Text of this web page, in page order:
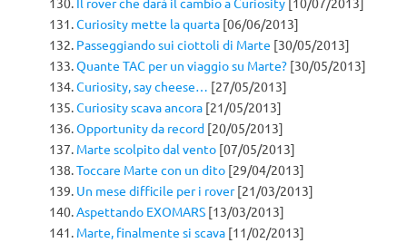
Curiosity mette la quarta [06/06/2013]
Passeggiando sui ciottoli di Marte [30/05/2013]
Quante TAC per un viaggio su Marte? [30/05/2013]
Curiosity, say cheese… [27/05/2013]
Curiosity scava ancora [21/05/2013]
Opportunity da record [20/05/2013]
Marte scolpito dal vento [07/05/2013]
Toccare Marte con un dito [29/04/2013]
Un mese difficile per i rover[21/03/2013]
Aspettando EXOMARS [13/03/2013]
Marte, finalmente si scava [11/02/2013]